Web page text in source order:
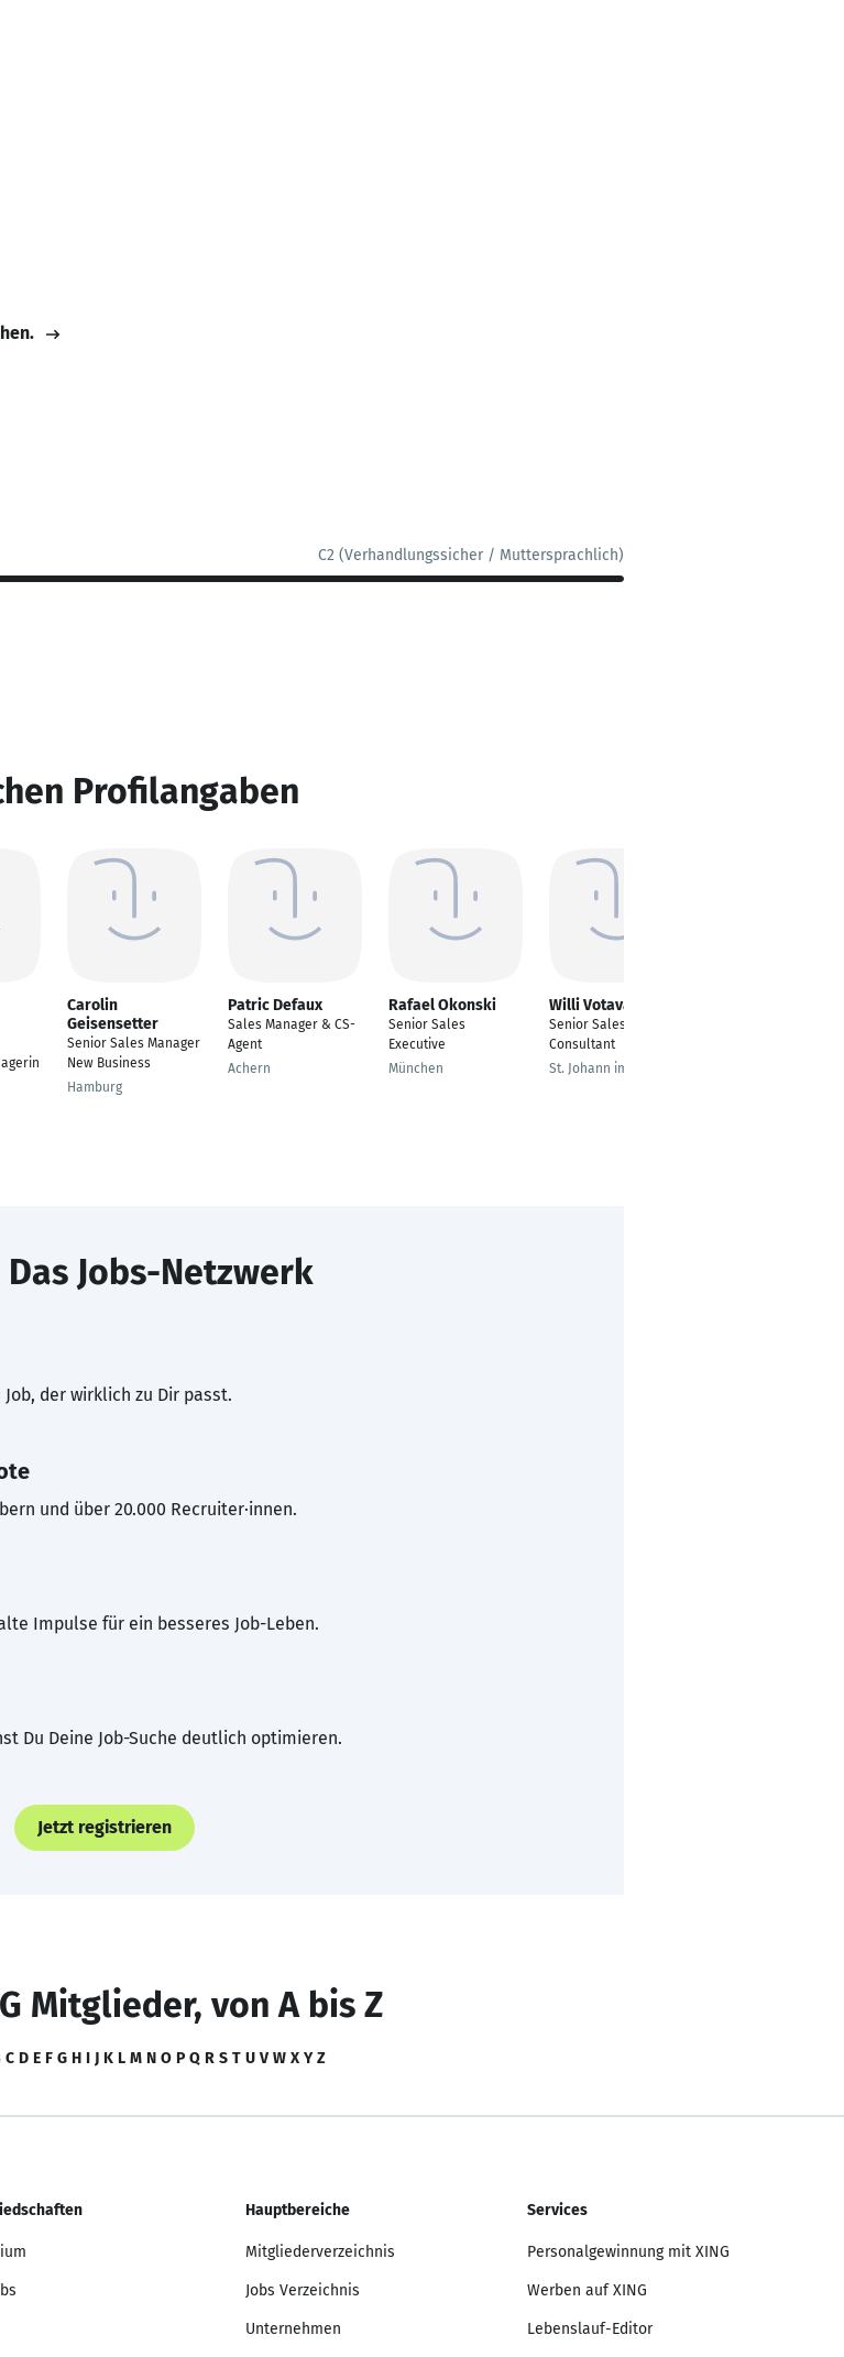
C2 (Verhandlungssicher / Muttersprachlich)
Profilangaben
Carolin
Geisensetter
Senior Sales Manager
New Business
Hamburg
Patric Defaux
Sales Manager & CS-
Agent
Achern
Rafael Okonski
Senior Sales
Executive
München
Willi Votava
Senior Sales
Consultant
St. Johann im Pongau
Das Jobs-Netzwerk
der wirklich zu Dir passt.
und über 20.000 Recruiter·innen.
Impulse für ein besseres Job-Leben.
Du Deine Job-Suche deutlich optimieren.
Jetzt registrieren
Mitglieder, von A bis Z
C D E F G H I J K L M N O P Q R S T U V W X Y Z
Hauptbereiche
Mitgliederverzeichnis
Jobs Verzeichnis
Unternehmen
Services
Personalgewinnung mit XING
Werben auf XING
Lebenslauf-Editor